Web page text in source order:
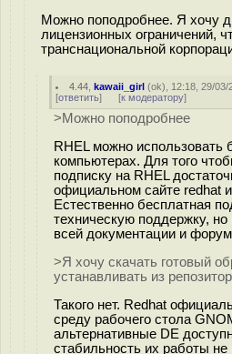
Можно поподробнее. Я хочу
лицензионных ограничений,
транснациональной
4.44 ,kawaii_girl (ok), 12:18, 29/03/
[ответить] [к модератору]
>Можно поподробнее
RHEL можно использовать
компьютерах. Для того
подписку на RHEL
официальном сайте redhat
Естественно бесплатная
техническую поддержку,
всей документации и
>Я хочу скачать готовый
устанавливать из
Такого нет. Redhat
среду рабочего стола
альтернативные DE
стабильность их работы не